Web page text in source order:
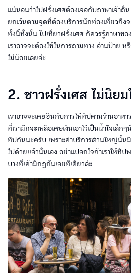
แน่นอนว่าไปฝรั่งเศสต้องเจอกับภาษาเจ้าถิ่น
ยกเว้นตามจุดที่ต้องบริการนักท่องเที่ยวถึง
ทั้งนี้ทั้งนั้น ไปเที่ยวฝรั่งเศส ก็ควรรู้ภาษาของ
เราอาจจะต้องใช้ในการถามทาง อ่านป้าย
ไม่น้อยเลยล่ะ
2. ชาวฝรั่งเศส ไม่นิย
เราอาจจะเคยชินกับการให้ทิปตามร้านอาหา
ที่เรามักจะเหลือเศษเงินเอาไว้เป็นน้ำใจเล็
ทิปกันนะครับ เพราะค่าบริการส่วนใหญ่นั้นมี
ไปด้วยแล้วนั่นเอง อย่าแปลกใจถ้าเราให้ทิป
บางที่เค้ามีกฎกันเลยทีเดียวล่ะ